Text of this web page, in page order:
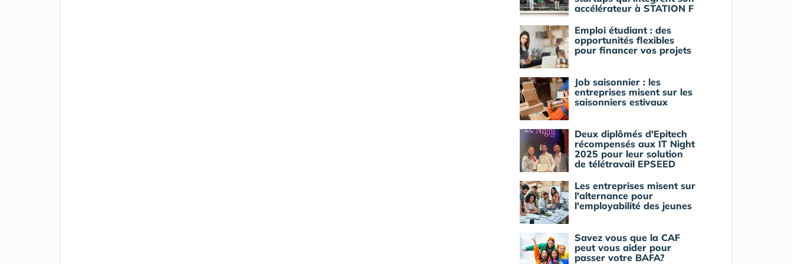
accélérateur à STATION F
Emploi étudiant : des
opportunités flexibles
pour financer vos projets
Job saisonnier : les
entreprises misent sur les
saisonniers estivaux
Deux diplômés d'Epitech
récompensés aux IT Night
2025 pour leur solution
de télétravail EPSEED
Les entreprises misent sur
l'alternance pour
l'employabilité des jeunes
Savez vous que la CAF
peut vous aider pour
passer votre BAFA?